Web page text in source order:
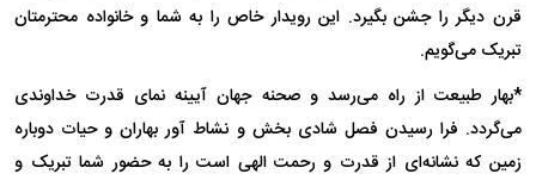
قرن دیگر را جشن بگیرد. این رویدار خاص را به شما و خانواده محترمتان
تبریک می‌گویم.
*بهار طبیعت از راه می‌رسد و صحنه جهان آیینه نمای قدرت خداوندی
می‌گردد. فرا رسیدن فصل شادی بخش و نشاط آور بهاران و حیات دوباره
زمین که نشانه‌ای از قدرت و رحمت الهی است را به حضور شما تبریک و